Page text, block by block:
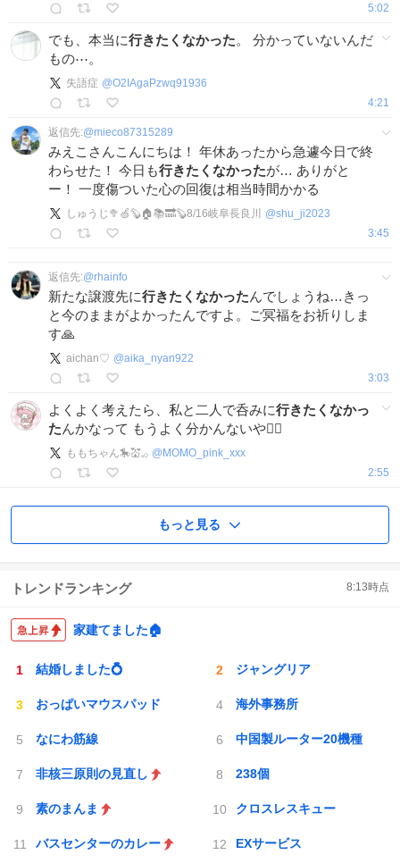
5:02
でも、本当に行きたくなかった。 分かっていないんだ
もの⋯。
失語症 @O2IAgaPzwq91936
4:21
返信先:@mieco87315289
みえこさんこんにちは！ 年休あったから急遽今日で終
わらせた！ 今日も行きたくなかったが… ありがと
ー！ 一度傷ついた心の回復は相当時間かかる
しゅうじ🥦🍏🦫🏠📚🔜🦫8/16岐阜長良川 @shu_ji2023
3:45
返信先:@rhainfo
新たな譲渡先に行きたくなかったんでしょうね…きっ
と今のままがよかったんですよ。ご冥福をお祈りしま
す🙏
aichan♡ @aika_nyan922
3:03
よくよく考えたら、私と二人で呑みに行きたくなかっ
たんかなって もうよく分かんないや🫩♾
ももちゃん🎠💒𓈒𓂂 @ MOMO_pink_xxx
2:55
もっと見る
トレンドランキング 8:13時点
家建てました🏠
結婚しました💍 ジャングリア
おっぱいマウスパッド 海外事務所
なにわ筋線 中国製ルーター20機種
非核三原則の見直し 238個
素のまんま クロスレスキュー
バスセンターのカレー EXサービス